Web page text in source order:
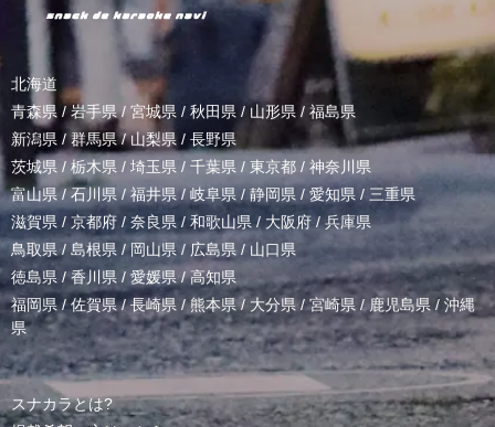
北海道
青森県 / 岩手県/ 宮城県 / 秋田県 / 山形県/ 福島県
新潟県 /群馬県/山梨県 / 長野県
茨城県 / 栃木県 / 埼玉県 / 千葉県 / 東京都 / 神奈川県
富山県 /石川県/福井県/岐阜県 / 静岡県 / 愛知県 / 三重県
滋賀県 / 京都府 / 奈良県 / 和歌山県/ 大阪府 /兵庫県
鳥取県/ 島根県 /岡山県/ 広島県 / 山口県
徳島県 /香川県 / 愛媛県/高知県
福岡県/佐賀県/長崎県 /熊本県/ 大分県/宮崎県 /鹿児島県 / 沖縄
県
スナカラとは?